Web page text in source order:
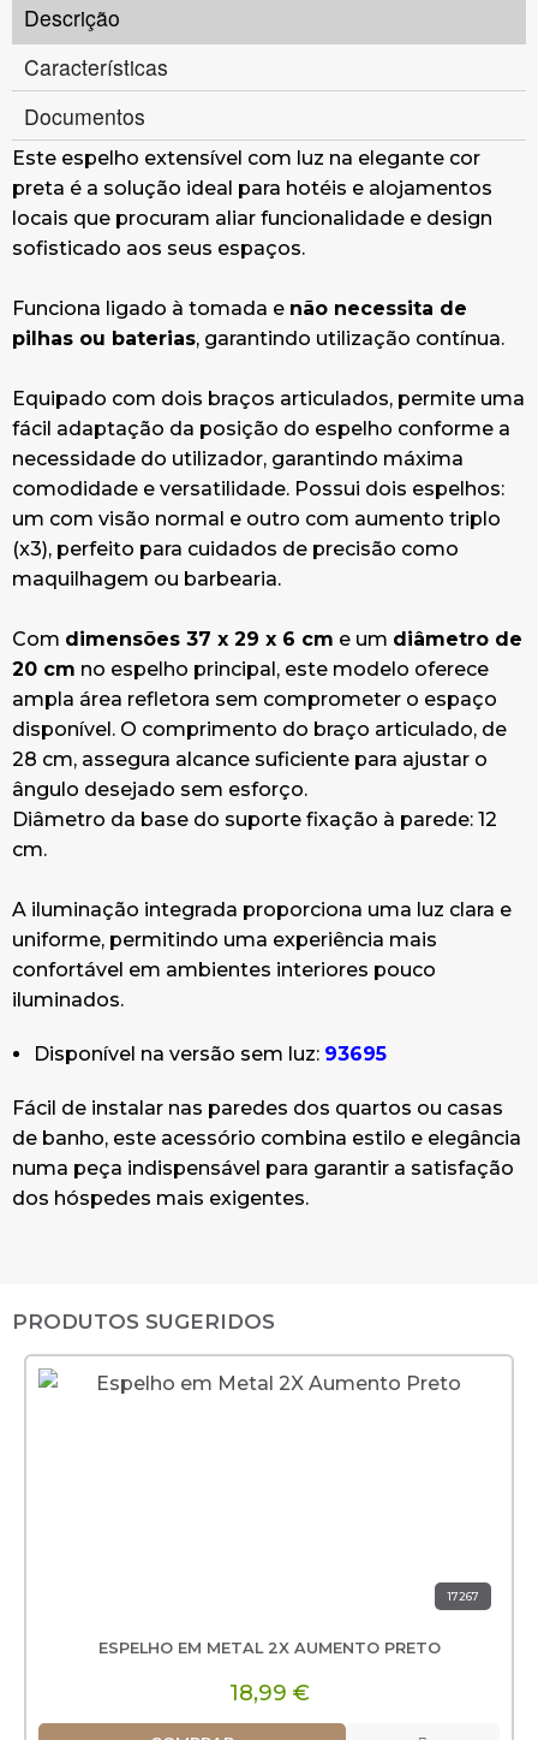
Descrição
Características
Documentos
Este espelho extensível com luz na elegante cor
preta é a solução ideal para hotéis e alojamentos
locais que procuram aliar funcionalidade e design
sofisticado aos seus espaços.
Funciona ligado à tomada e não necessita de
pilhas ou baterias, garantindo utilização contínua.
Equipado com dois braços articulados, permite uma
fácil adaptação da posição do espelho conforme a
necessidade do utilizador, garantindo máxima
comodidade e versatilidade. Possui dois espelhos:
um com visão normal e outro com aumento triplo
(x3), perfeito para cuidados de precisão como
maquilhagem ou barbearia.
Com dimensões 37 x 29 x 6 cm e um diâmetro de
20 cm no espelho principal, este modelo oferece
ampla área refletora sem comprometer o espaço
disponível. O comprimento do braço articulado, de
28 cm, assegura alcance suficiente para ajustar o
ângulo desejado sem esforço.
Diâmetro da base do suporte fixação à parede: 12
cm.
A iluminação integrada proporciona uma luz clara e
uniforme, permitindo uma experiência mais
confortável em ambientes interiores pouco
iluminados.
Disponível na versão sem luz: 93695
Fácil de instalar nas paredes dos quartos ou casas
de banho, este acessório combina estilo e elegância
numa peça indispensável para garantir a satisfação
dos hóspedes mais exigentes.
PRODUTOS SUGERIDOS
17267
ESPELHO EM METAL 2X AUMENTO PRETO
18,99 €